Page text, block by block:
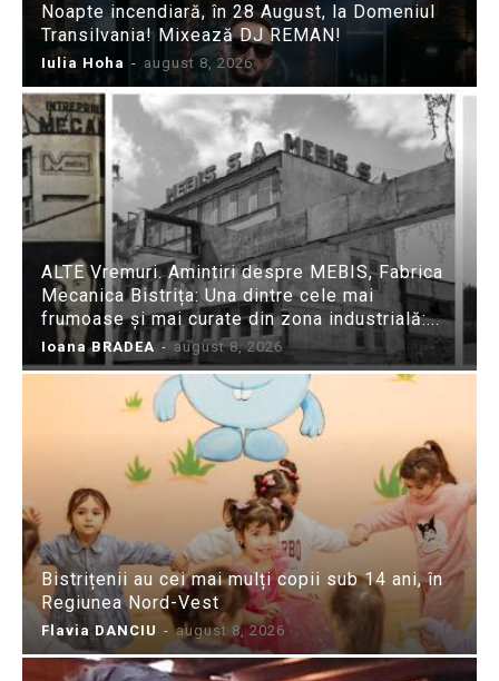
Noapte incendiară, în 28 August, la Domeniul
Transilvania! Mixează DJ REMAN!
Iulia Hoha - august 8, 2026
ALTE Vremuri. Amintiri despre MEBIS, Fabrica
Mecanica Bistrița: Una dintre cele mai
frumoase și mai curate din zona industrială:...
Ioana BRADEA - august 8, 2026
Bistrițenii au cei mai mulți copii sub 14 ani, în
Regiunea Nord-Vest
Flavia DANCIU - august 8, 2026